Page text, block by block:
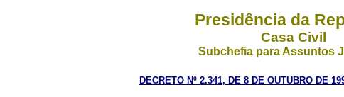
Presidência da
Casa Civil
Subchefia para Assuntos
DECRETO Nº 2.341, DE 8 DE OUTUBRO DE